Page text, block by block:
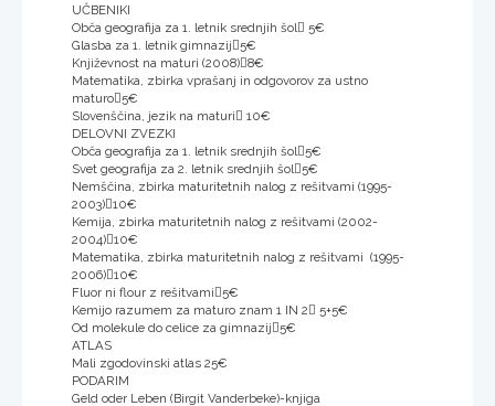
UČBENIKI
Obča geografija za 1. letnik srednjih šol 5€
Glasba za 1. letnik gimnazij5€
Književnost na maturi (2008)8€
Matematika, zbirka vprašanj in odgovorov za ustno
maturo5€
Slovenščina, jezik na maturi 10€
DELOVNI ZVEZKI
Obča geografija za 1. letnik srednjih šol5€
Svet geografija za 2. letnik srednjih šol5€
Nemščina, zbirka maturitetnih nalog z rešitvami (1995-
2003)10€
Kemija, zbirka maturitetnih nalog z rešitvami (2002-
2004)10€
Matematika, zbirka maturitetnih nalog z rešitvami (1995-
2006)10€
Fluor ni flour z rešitvami5€
Kemijo razumem za maturo znam 1 IN 2 5+5€
Od molekule do celice za gimnazij5€
ATLAS
Mali zgodovinski atlas 25€
PODARIM
Geld oder Leben (Birgit Vanderbeke)-knjiga